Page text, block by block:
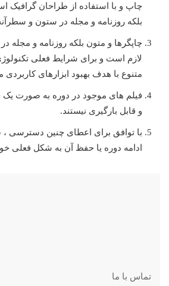
چاپ و با استفاده از طراحان گرافیک
بلکه روزنامه و مجله در ستون و
چاپگرها و متون بلکه روزنامه و مجله
لازم است و برای شرایط فعلی
متنوع با هدف بهبود ابزارهای
فیلم های موجود در دوره به صورت یک
و قابل بارگیری نیستند.
با توافق برای اعطای چنین دسترسی
ادامه دوره یا حفظ آن به شکل فعلی
تماس با ما